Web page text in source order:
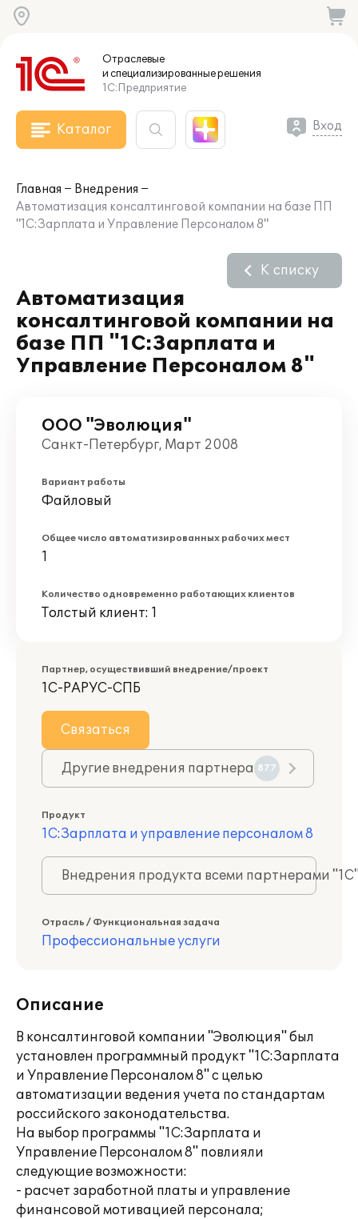
Отраслевые
и специализированныерешения
1С:Предприятие
Каталог Вход
Главная
Внедрения
Автоматизация консалтинговой компании на базе ПП
"1С:Зарплата и Управление Персоналом 8"
Автоматизация
консалтинговой компании на
базе ПП "1С:Зарплата и
Управление Персоналом 8"
К списку
ООО "Эволюция"
Санкт-Петербург, Март 2008
Вариант работы
Файловый
Общее число автоматизированных рабочих мест
1
Количество одновременно работающих клиентов
Толстый клиент: 1
Партнер, осуществивший внедрение/проект
1С-РАРУС-СПБ
Связаться
Другие внедрения партнера 877
Продукт
1С:Зарплата и управление персоналом 8
Внедрения продукта всеми партнерами
Отрасль / Функциональная задача
Профессиональные услуги
Описание
В консалтинговой компании "Эволюция" был
установлен программный продукт "1С:Зарплата
и Управление Персоналом 8" с целью
автоматизации ведения учета по стандартам
российского законодательства.
На выбор программы "1С:Зарплата и
Управление Персоналом 8" повлияли
следующие возможности:
- расчет заработной платы и управление
финансовой мотивацией персонала;